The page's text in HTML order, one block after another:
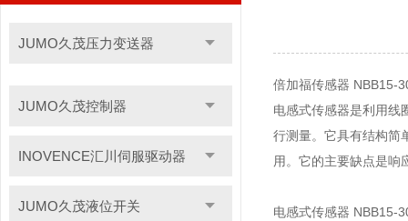
JUMO久茂压力变送器
JUMO久茂控制器
INOVENCE汇川伺服驱动器
JUMO久茂液位开关
倍加福传感器 NBB15-
电感式传感器是利用线
行测量。它具有结构简
用。它的主要缺点是响
电感式传感器 NBB15-